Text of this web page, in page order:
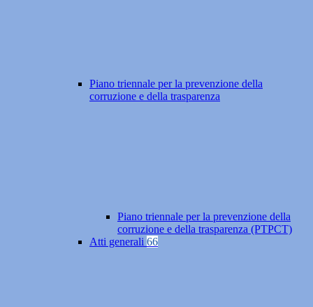
Piano triennale per la prevenzione della
corruzione e della trasparenza
Piano triennale per la prevenzione della
corruzione e della trasparenza (PTPCT)
Atti generali 66